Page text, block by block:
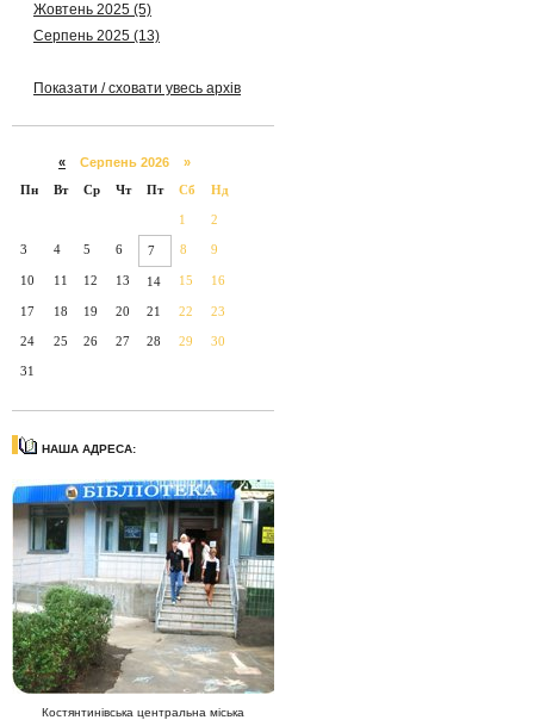
Жовтень 2025 (5)
Серпень 2025 (13)
Показати / сховати увесь архів
« Серпень 2026 »
Пн
Вт Ср Чт Пт Сб Нд
1 2
3 4 5 6 7 8 9
10 11 12 13 14 15 16
17 18 19 20 21 22 23
24 25 26 27 28 29 30
31
НАША АДРЕСА:
Костянтинівська центральна міська